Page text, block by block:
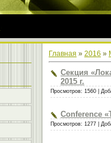
Главная » 2016 »
Секция
2015 г.
Просмотров: 1560 |
Conference
Просмотров: 1277 |